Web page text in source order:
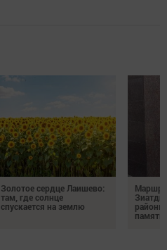
Золотое сердце Лаишево:
там, где солнце
спускается на землю
районы
память